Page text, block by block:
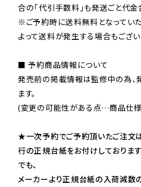
※ご予約時に送料無料となってい
よって送料が発生する場合もござ
■ 予約商品情報について
発売前の掲載情報は監修中の為、
ます。
(変更の可能性がある点…商品仕様
★一次予約でご予約頂いたご注文
行の正規台紙をお付けしておりま
でも、
メーカーより正規台紙の入荷減数